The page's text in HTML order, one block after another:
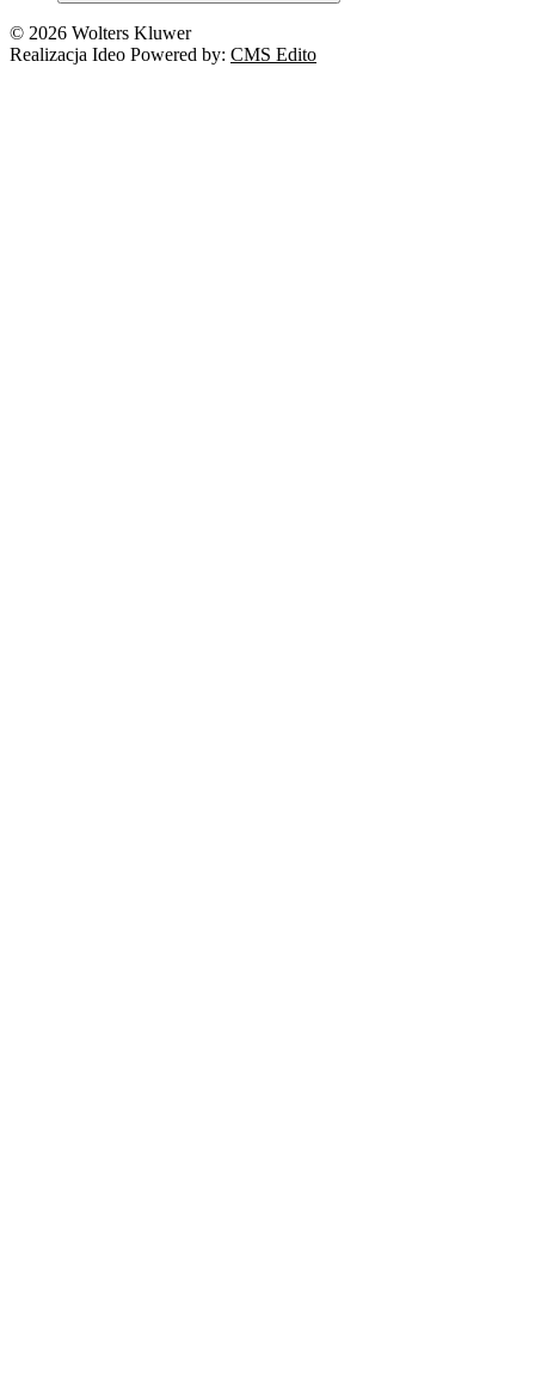
© 2026 Wolters Kluwer
Realizacja Ideo Powered by: CMS Edito